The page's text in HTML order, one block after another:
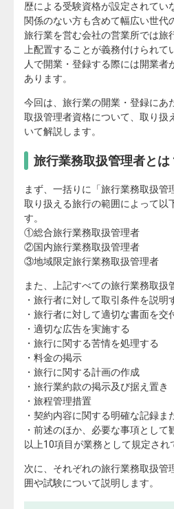
歴による受験資格が設定されてい
関係のない方も含めて幅広い世代
旅行業を営む会社の営業所では旅
上配置することが義務付けられて
人で開業・登録する際には開業者
あります。
今回は、旅行業の開業・登録にあ
取扱管理者資格について、取り扱
いて解説します。
旅行業務取扱管理者とは
まず、一括りに「旅行業務取扱管
取り扱える旅行の範囲によって以
す。
①総合旅行業務取扱管理者
②国内旅行業務取扱管理者
③地域限定旅行業務取扱管理者
また、上記すべての旅行業務取扱
・旅行者に対して取引条件を説明
・旅行者に対して適切な書面を交
・適切な広告を実施する
・旅行に関する苦情を処理する
・料金の掲示
・旅行に関する計画の作成
・旅行業約款の掲示及び据え置き
・旅程管理措置
・契約内容に関する明確な記録ま
・前述のほか、必要な事項とし
以上10項目が業務として規定され
次に、それぞれの旅行業務取扱管
囲や試験について説明します。